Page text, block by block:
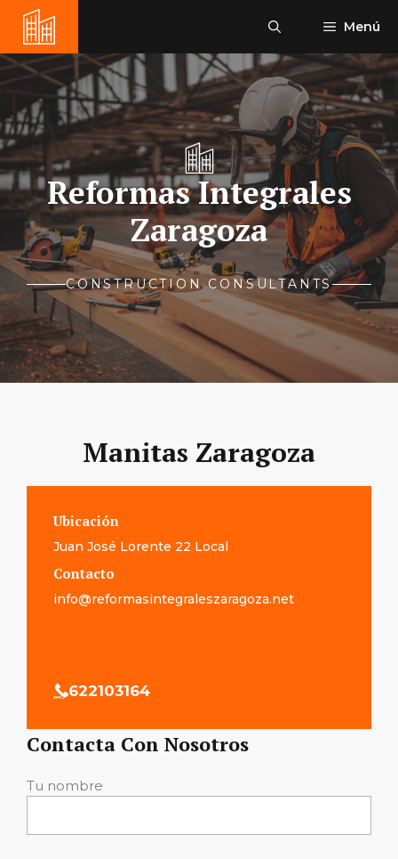
Saltar
contenido
Menú
Reformas Integrales
Zaragoza
CONSTRUCTION CONSULTANTS
Manitas Zaragoza
Ubicación
Juan José Lorente 22 Local
Contacto
info@reformasintegraleszaragoza.net
622103164
Contacta Con Nosotros
Tu nombre